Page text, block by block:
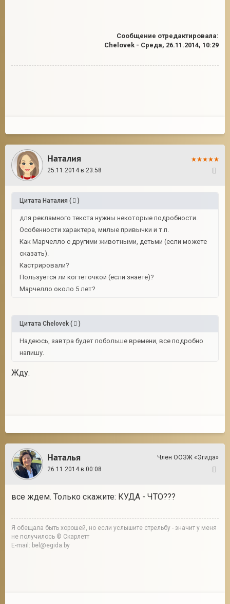
Сообщение отредактировала:
Chelovek - Среда, 26.11.2014, 10:29
Наталия
25.11.2014 в 23:58
Цитата Наталия ( )
для рекламного текста нужны некоторые подробности.
Особенности характера, милые привычки и т.п.
Как Марчелло с другими животными, детьми (если можете
сказать).
Кастрировали?
Пользуется ли когтеточкой (если знаете)?
Марчелло около 5 лет?
Цитата Chelovek ( )
Надеюсь, завтра будет побольше времени, все подробно
напишу.
Жду.
Наталья
Член ООЗЖ «Эгида»
26.11.2014 в 00:08
все ждем. Только скажите: КУДА - ЧТО???
Я обещала быть хорошей, но если услышите стрельбу - значит у меня
не получилось © Скарлетт
E-mail: bel@egida.by